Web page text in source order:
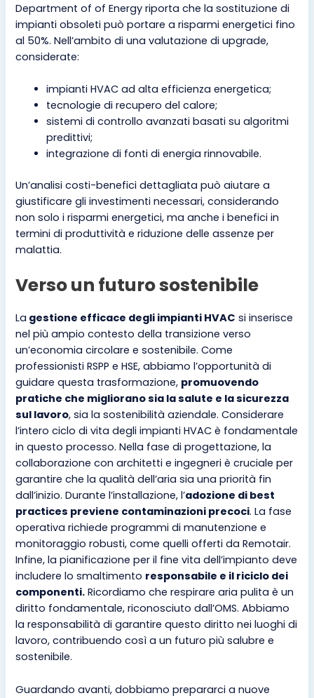
Department of of Energy riporta che la sostituzione di
impianti obsoleti può portare a risparmi energetici fino
al 50%. Nell’ambito di una valutazione di upgrade,
considerate:
impianti HVAC ad alta efficienza energetica;
tecnologie di recupero del calore;
sistemi di controllo avanzati basati su algoritmi
predittivi;
integrazione di fonti di energia rinnovabile.
Un’analisi costi-benefici dettagliata può aiutare a
giustificare gli investimenti necessari, considerando
non solo i risparmi energetici, ma anche i benefici in
termini di produttività e riduzione delle assenze per
malattia.
Verso un futuro sostenibile
La gestione efficace degli impianti HVAC si inserisce
nel più ampio contesto della transizione verso
un’economia circolare e sostenibile. Come
professionisti RSPP e HSE, abbiamo l’opportunità di
guidare questa trasformazione, promuovendo
pratiche che migliorano sia la salute e la sicurezza
sul lavoro, sia la sostenibilità aziendale. Considerare
l’intero ciclo di vita degli impianti HVAC è fondamentale
in questo processo. Nella fase di progettazione, la
collaborazione con architetti e ingegneri è cruciale per
garantire che la qualità dell’aria sia una priorità fin
dall’inizio. Durante l’installazione, l’adozione di best
practices previene contaminazioni precoci. La fase
operativa richiede programmi di manutenzione e
monitoraggio robusti, come quelli offerti da Remotair.
Infine, la pianificazione per il fine vita dell’impianto deve
includere lo smaltimento responsabile e il riciclo dei
componenti. Ricordiamo che respirare aria pulita è un
diritto fondamentale, riconosciuto dall’OMS. Abbiamo
la responsabilità di garantire questo diritto nei luoghi di
lavoro, contribuendo così a un futuro più salubre e
sostenibile.
Guardando avanti, dobbiamo prepararci a nuove